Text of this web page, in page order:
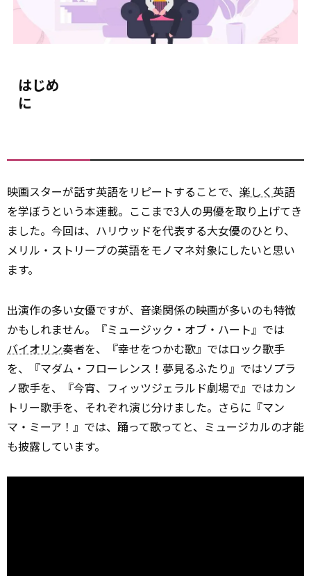
はじめ
に
映画スターが話す英語をリピートすることで、 楽しく 英語
を学ぼうという本連載。ここまで3人の男優を取り上げてき
ました。今回は、ハリウッドを代表する大女優のひとり、
メリル・ストリープの英語をモノマネ対象にしたいと思い
ます。
出演作の多い女優ですが、音楽関係の映画が多いのも特徴
かもしれません。『ミュージック・オブ・ハート』では
バイオリン奏者を、『幸せをつかむ歌』ではロック歌手
を、『マダム・フローレンス！夢見るふたり』ではソプラ
ノ歌手を、『今宵、フィッツジェラルド劇場で』ではカン
トリー歌手を、それぞれ演じ分けました。さらに『マン
マ・ミーア！』では、踊って歌ってと、ミュージカルの才能
も披露しています。